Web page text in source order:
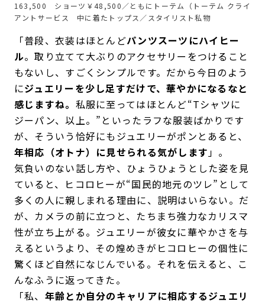
163,500 ショーツ￥48,500／ともにトーテム（トーテム クライ
アントサービス 中に着たトップス／スタイリスト私物
「普段、衣装はほとんどパンツスーツにハイヒー
ル。取り立てて大ぶりのアクセサリーをつけること
もないし、すごくシンプルです。だから今日のよう
にジュエリーを少し足すだけで、華やかになるなと
感じますね。 私服に至ってはほとんど“Tシャツに
ジーパン、以上。”といったラフな服装ばかりです
が、そういう恰好にもジュエリーがポンとあると、
年相応（オトナ）に見せられる気がします」。
気負いのない話し方や、ひょうひょうとした姿を見
ていると、ヒコロヒーが“国民的地元のツレ”として
多くの人に親しまれる理由に、説明はいらない。だ
が、カメラの前に立つと、たちまち強力なカリスマ
性が立ち上がる。ジュエリーが彼女に華やかさを与
えるというより、その煌めきがヒコロヒーの個性に
驚くほど自然になじんでいる。それを伝えると、こ
んなふうに返ってきた。
「私、 年齢とか自分のキャリアに相応するジュエリ